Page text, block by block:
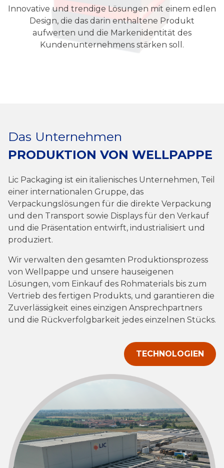
Innovative und trendige Lösungen mit einem edlen
Design, die das darin enthaltene Produkt
aufwerten und die Markenidentität des
Kundenunternehmens stärken soll.
Das Unternehmen
PRODUKTION VON WELLPAPPE
Lic Packaging ist ein italienisches Unternehmen, Teil
einer internationalen Gruppe, das
Verpackungslösungen für die direkte Verpackung
und den Transport sowie Displays für den Verkauf
und die Präsentation entwirft, industrialisiert und
produziert.
Wir verwalten den gesamten Produktionsprozess
von Wellpappe und unsere hauseigenen
Lösungen, vom Einkauf des Rohmaterials bis zum
Vertrieb des fertigen Produkts, und garantieren die
Zuverlässigkeit eines einzigen Ansprechpartners
und die Rückverfolgbarkeit jedes einzelnen Stücks.
TECHNOLOGIEN